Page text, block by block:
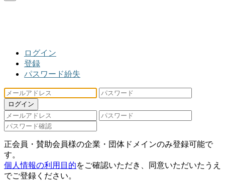
ログイン
登録
パスワード紛失
ログイン
正会員・賛助会員様の企業・団体ドメインのみ登録可能で
す。
個人情報の利用目的をご確認いただき、同意いただいたうえ
でご登録ください。